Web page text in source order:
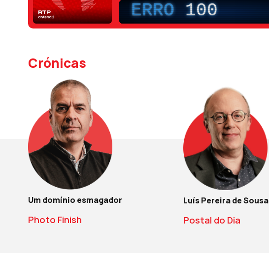
ERRO 100
Crónicas
Um domínio esmagador
Photo Finish
Luís Pereira de Sousa
Postal do Dia